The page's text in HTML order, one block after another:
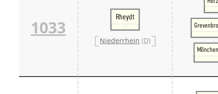
1033
Rheydt
Niederrhein (D)